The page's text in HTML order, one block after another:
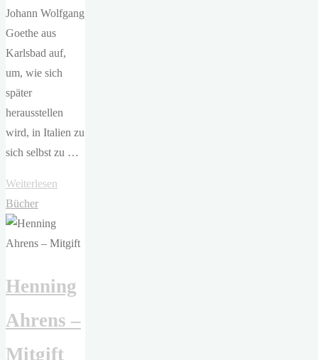
Johann Wolfgang
Goethe aus
Karlsbad auf,
um, wie sich
später
herausstellen
wird, in Italien zu
sich selbst zu …
Weiterlesen
Heimreisen"
Bücher
Henning
Ahrens –
Mitgift